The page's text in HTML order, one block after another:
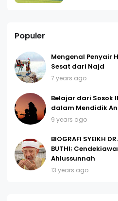
Populer
Mengenal Penyair
Sesat dari Najd
7 years ago
Belajar dari Sosok
dalam Mendidik
9 years ago
BIOGRAFI SYEIKH
BUTHI;
Ahlussunnah
13 years ago